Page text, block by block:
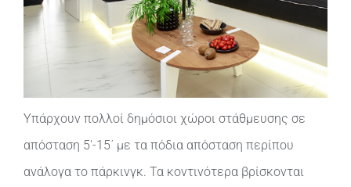
Υπάρχουν πολλοί δημόσιοι χώροι στάθμευσης σε
απόσταση 5′-15΄ με τα πόδια απόσταση περίπου
ανάλογα το πάρκινγκ. Τα κοντινότερα βρίσκονται